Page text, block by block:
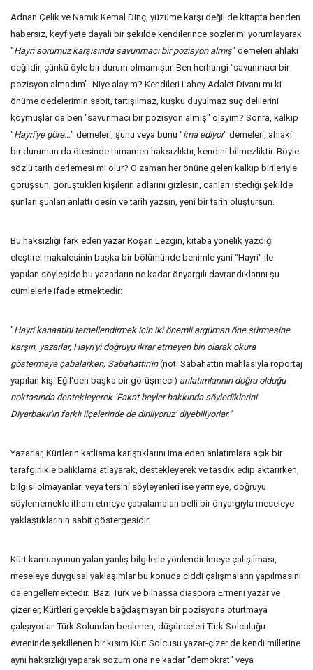
Adnan Çelik ve Namık Kemal Dinç, yüzüme karşı değil de kitapta benden
habersiz, keyfiyete dayalı bir şekilde kendilerince sözlerimi yorumlayarak
"Hayri sorumuz karşısında savunmacı bir pozisyon almış" demeleri ahlaki
değildir, çünkü öyle bir durum olmamıştır. Ben herhangi "savunmacı bir
pozisyon almadım". Niye alayım? Kendileri Lahey Adalet Divanı mı ki
önüme dedelerimin sabit, tartışılmaz, kuşku duyulmaz suç delilerini
koymuşlar da ben "savunmacı bir pozisyon almış" olayım? Sonra, kalkıp
"Hayri'ye göre…" demeleri, şunu veya bunu "ima ediyor" demeleri, ahlaki
bir durumun da ötesinde tamamen haksızlıktır, kendini bilmezliktir. Böyle
sözlü tarih derlemesi mi olur? O zaman her önüne gelen kalkıp birileriyle
görüşsün, görüştükleri kişilerin adlarını gizlesin, canları istediği şekilde
şunları şunları anlattı desin ve tarih yazsın, yeni bir tarih oluştursun.
Bu haksızlığı fark eden yazar Roşan Lezgin, kitaba yönelik yazdığı
eleştirel makalesinin başka bir bölümünde benimle yani "Hayri" ile
yapılan söyleşide bu yazarların ne kadar önyargılı davrandıklarını şu
cümlelerle ifade etmektedir:
"Hayri kanaatini temellendirmek için iki önemli argüman öne sürmesine
karşın, yazarlar, Hayri'yi doğruyu ikrar etmeyen biri olarak okura
göstermeye çabalarken, Sabahattin'in(not: Sabahattin mahlasıyla röportaj
yapılan kişi Eğil'den başka bir görüşmeci) anlatımlarının doğru olduğu
noktasında destekleyerek ‘Fakat beyler hakkında söylediklerini
Diyarbakır'ın farklı ilçelerinde de dinliyoruz’ diyebiliyorlar."
Yazarlar, Kürtlerin katliama karıştıklarını ima eden anlatımlara açık bir
tarafgirlikle balıklama atlayarak, destekleyerek ve tasdik edip aktarırken,
bilgisi olmayanları veya tersini söyleyenleri ise yermeye, doğruyu
söylememekle itham etmeye çabalamaları belli bir önyargıyla meseleye
yaklaştıklarının sabit göstergesidir.
Kürt kamuoyunun yalan yanlış bilgilerle yönlendirilmeye çalışılması,
meseleye duygusal yaklaşımlar bu konuda ciddi çalışmaların yapılmasını
da engellemektedir. Bazı Türk ve bilhassa diaspora Ermeni yazar ve
çizerler, Kürtleri gerçekle bağdaşmayan bir pozisyona oturtmaya
çalışıyorlar. Türk Solundan beslenen, düşünceleri Türk Solculuğu
evreninde şekillenen bir kısım Kürt Solcusu yazar-çizer de kendi milletine
aynı haksızlığı yaparak sözüm ona ne kadar "demokrat" veya